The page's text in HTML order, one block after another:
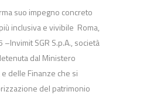
suo impegno concreto
inclusiva e vivibile Roma,
SGR S.p.A., società
dal Ministero
delle Finanze che si
del patrimonio